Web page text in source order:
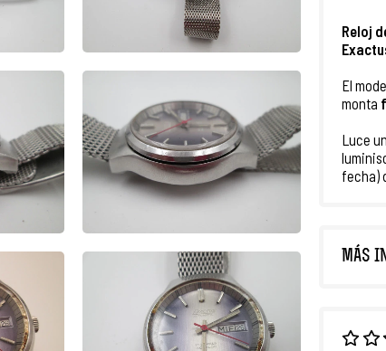
Reloj
El
monta
Luce
fecha)
MÁS